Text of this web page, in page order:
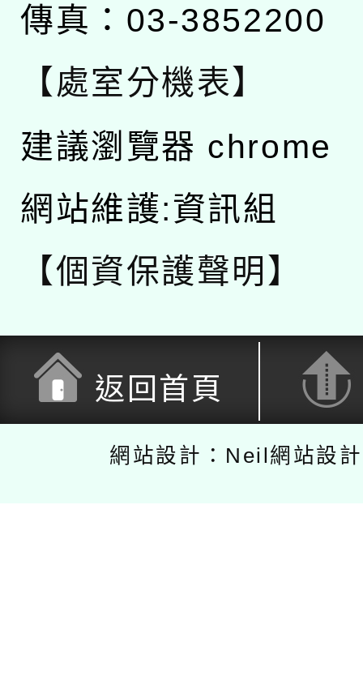
傳真：03-3852200
【處室分機表】
建議瀏覽器 chrome
網站維護:資訊組
【個資保護聲明】
返回首頁
網站設計：Neil網站設